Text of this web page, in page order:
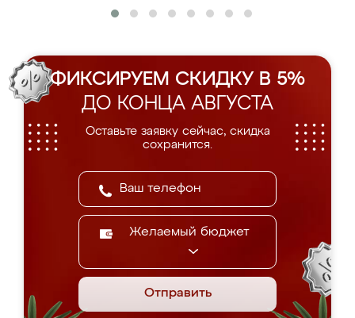
ФИКСИРУЕМ СКИДКУ В 5%
ДО КОНЦА АВГУСТА
Оставьте заявку сейчас, скидка
сохранится.
Желаемый бюджет
Отправить